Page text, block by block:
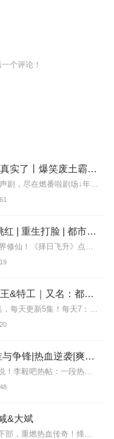
个评论！
【燃番啦】这游戏也太真实了丨爆笑废土霸榜神作丨紫襟剧社制作
>>更多好听不套路的燃情有声剧，尽在燃番啦剧场↓年度重磅推荐本专辑为VIP免费专辑每天上午10点5集更新，订阅可以听到最新内容哦！每周抽一个专辑五星优质评论送...
最强弃少 | 头陀渊&小桃红 | 重生打脸 | 都市修真
2023年爆款仙侠，爆笑大世界修仙！《择日飞升》点击传送2021年神书力荐：《大奉打更人》限时免费不容错过【强烈推荐】●独一无二的都市修真●千万点击，起点榜...
【免费】都市狂枭｜兵王&特工｜又名：都市之最强狂兵版
收听福利上线前首发200发集，每天更新5集！每天7：30更新，多多点赞订阅评论。不定时爆更！内容简介陈六合，国之重器，猛虎出笼!亦正亦邪的他注定有着无法平淡的命...
谁与争锋|又名不良之谁与争锋|热血逆袭|爽文爆笑|会员免费
黑岩网点击千万都市校园小说！李毅吧热帖：一段热血的青春故事，一个狂拽屌丝的逆袭传奇。热血都市主播探月倾情演绎【内容简介】两年前，她是丑逼，我是男神；...
&大斌
长篇仙侠玄幻小说《剑来》下部，重燃热血传奇！烽火戏诸侯、大斌再次携手继《雪中悍刀行》之后又一力作【剧情简介】一个生长在北方的贫寒少年，当他有一天看到头顶竟有成千...